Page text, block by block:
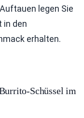
legen Sie
in den
erhalten.
Schüssel im